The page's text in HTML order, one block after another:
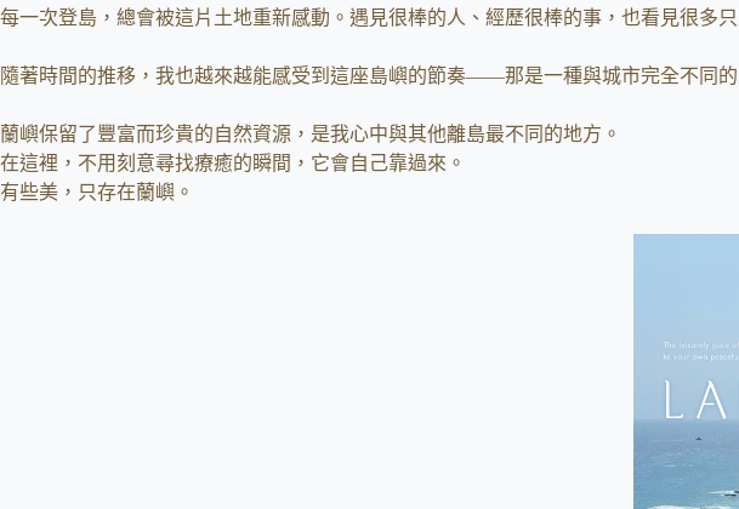
每一次登島，總會被這片土地重新感動。遇見很棒的人、經歷很棒的事，也看見很多
隨著時間的推移，我也越來越能感受到這座島嶼的節奏——那是一種與城市完全不同
蘭嶼保留了豐富而珍貴的自然資源，是我心中與其他離島最不同的地方。
在這裡，不用刻意尋找療癒的瞬間，它會自己靠過來。
有些美，只存在蘭嶼。